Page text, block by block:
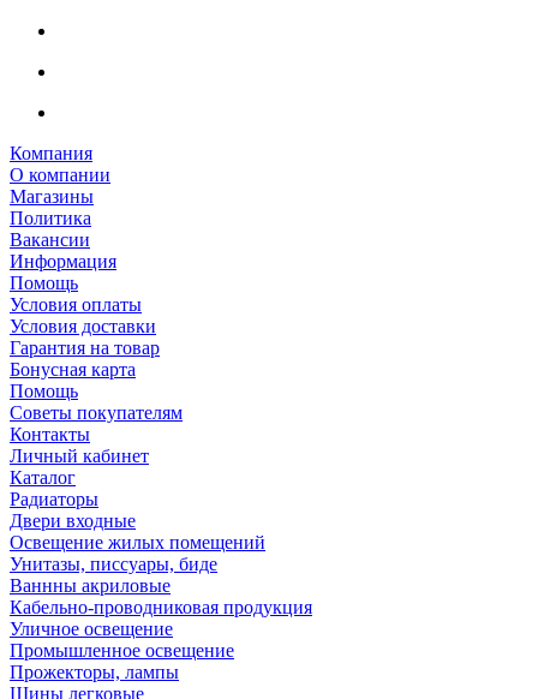
Компания
О компании
Магазины
Политика
Вакансии
Информация
Помощь
Условия оплаты
Условия доставки
Гарантия на товар
Бонусная карта
Помощь
Советы покупателям
Контакты
Личный кабинет
Каталог
Радиаторы
Двери входные
Освещение жилых помещений
Унитазы, писсуары, биде
Ваннны акриловые
Кабельно-проводниковая продукция
Уличное освещение
Промышленное освещение
Прожекторы, лампы
Шины легковые